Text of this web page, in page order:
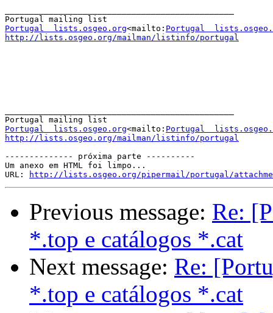
Portugal  lists.osgeo.org<mailto: Portugal
http://lists.osgeo.org/mailman/listinfo/portugal
Portugal  lists.osgeo.org<mailto: Portugal
http://lists.osgeo.org/mailman/listinfo/portugal
-------------- próxima parte ----------
Um anexo em HTML foi limpo...
URL:
http://lists.osgeo.org/pipermail/portugal/
Previous message: Re:
*.top e catálogos *.cat
Next message: Re:
*.top e catálogos *.cat